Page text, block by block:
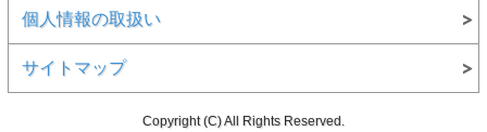
個人情報の取扱い
サイトマップ
Copyright (C) All Rights Reserved.